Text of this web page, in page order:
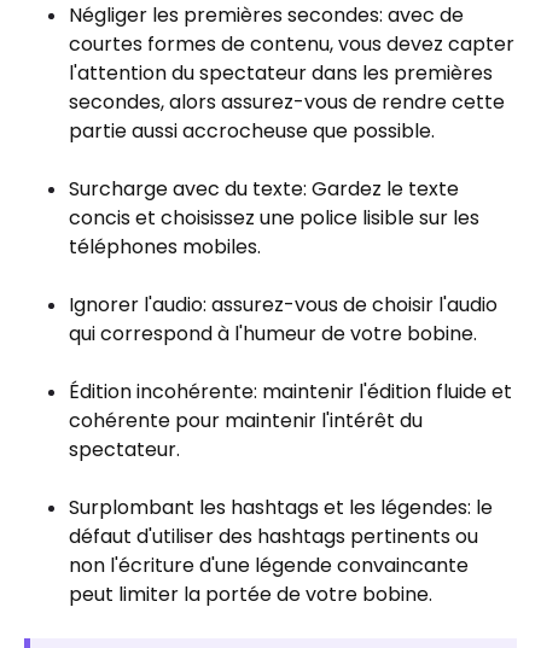
Négliger les premières secondes: avec de
courtes formes de contenu, vous devez capter
l'attention du spectateur dans les premières
secondes, alors assurez-vous de rendre cette
partie aussi accrocheuse que possible.
Surcharge avec du texte: Gardez le texte
concis et choisissez une police lisible sur les
téléphones mobiles.
Ignorer l'audio: assurez-vous de choisir l'audio
qui correspond à l'humeur de votre bobine.
Édition incohérente: maintenir l'édition fluide et
cohérente pour maintenir l'intérêt du
spectateur.
Surplombant les hashtags et les légendes: le
défaut d'utiliser des hashtags pertinents ou
non l'écriture d'une légende convaincante
peut limiter la portée de votre bobine.